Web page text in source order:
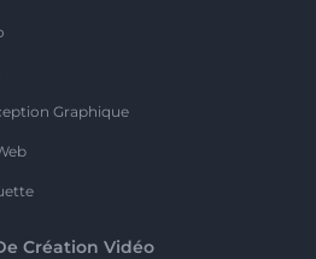
Graphique
Création Vidéo